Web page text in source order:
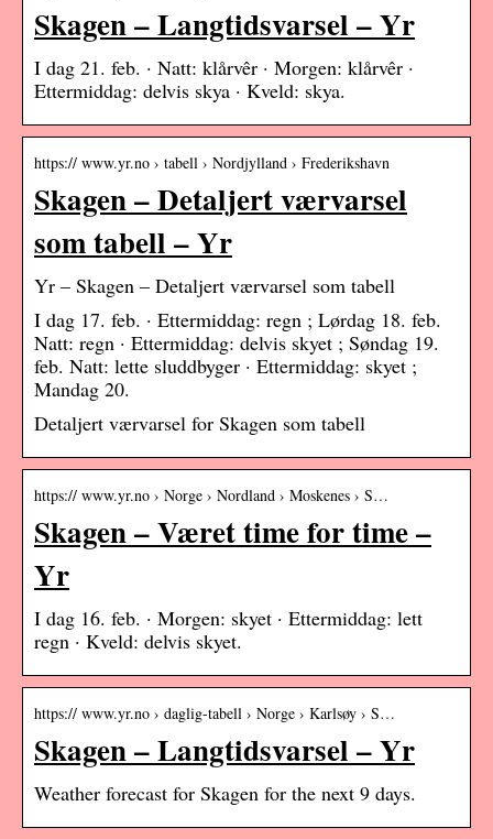
Skagen – Langtidsvarsel – Yr
I dag 21. feb. · Natt: klårvêr · Morgen: klårvêr ·
Ettermiddag: delvis skya · Kveld: skya.
https:// www.yr.no › tabell › Nordjylland › Frederikshavn
Skagen – Detaljert værvarsel
som tabell – Yr
Yr – Skagen – Detaljert værvarsel som tabell
I dag 17. feb. · Ettermiddag: regn ; Lørdag 18. feb.
Natt: regn · Ettermiddag: delvis skyet ; Søndag 19.
feb. Natt: lette sluddbyger · Ettermiddag: skyet ;
Mandag 20.
Detaljert værvarsel for Skagen som tabell
https:// www.yr.no › Norge › Nordland › Moskenes › S…
Skagen – Været time for time –
Yr
I dag 16. feb. · Morgen: skyet · Ettermiddag: lett
regn · Kveld: delvis skyet.
https:// www.yr.no › daglig-tabell › Norge › Karlsøy › S…
Skagen – Langtidsvarsel – Yr
Weather forecast for Skagen for the next 9 days.